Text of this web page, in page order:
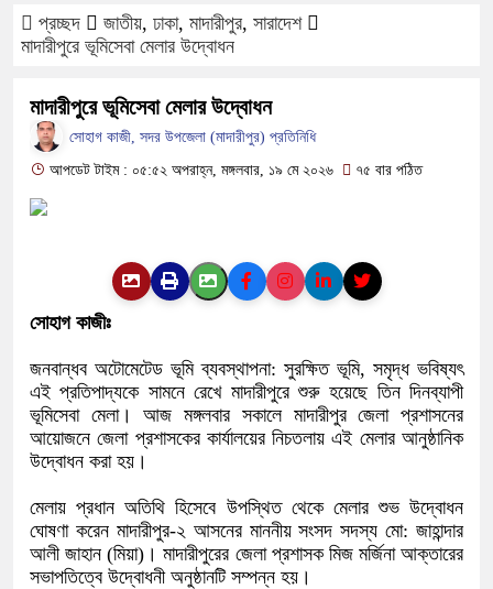
দেড় লাখ টাকার গাছ ৫০ হাজারে
ফরিদপুরে ‘শ্মশান বন্ধু’ কানু সেন
প্রচ্ছদ জাতীয়, ঢাকা, মাদারীপুর, সারাদেশ
মাদারীপুরে ভূমিসেবা মেলার উদ্বোধন
মাদারীপুরে ভূমিসেবা মেলার উদ্বোধন
সোহাগ কাজী, সদর উপজেলা (মাদারীপুর) প্রতিনিধি
আপডেট টাইম : ০৫:৫২ অপরাহ্ন, মঙ্গলবার, ১৯ মে ২০২৬
৭৫ বার পঠিত
সোহাগ কাজীঃ
জনবান্ধব অটোমেটেড ভূমি ব্যবস্থাপনা: সুরক্ষিত ভূমি, সমৃদ্ধ ভবিষ্যৎ
এই প্রতিপাদ্যকে সামনে রেখে মাদারীপুরে শুরু হয়েছে তিন দিনব্যাপী
ভূমিসেবা মেলা। আজ মঙ্গলবার সকালে মাদারীপুর জেলা প্রশাসনের
আয়োজনে জেলা প্রশাসকের কার্যালয়ের নিচতলায় এই মেলার আনুষ্ঠানিক
উদ্বোধন করা হয়।
‎​মেলায় প্রধান অতিথি হিসেবে উপস্থিত থেকে মেলার শুভ উদ্বোধন
ঘোষণা করেন মাদারীপুর-২ আসনের মাননীয় সংসদ সদস্য মো: জাহান্দার
আলী জাহান (মিয়া)। মাদারীপুরের জেলা প্রশাসক মিজ মর্জিনা আক্তারের
সভাপতিত্বে উদ্বোধনী অনুষ্ঠানটি সম্পন্ন হয়।